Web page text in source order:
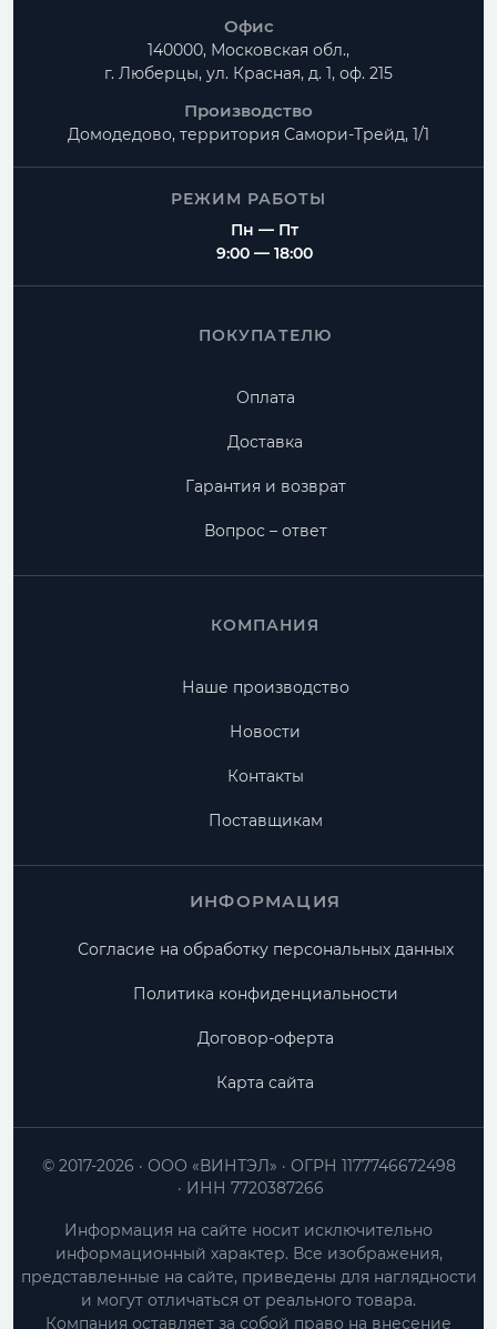
Офис
140000, Московская обл.,
г. Люберцы, ул. Красная, д. 1, оф. 215
Производство
Домодедово, территория Самори-Трейд, 1/1
РЕЖИМ РАБОТЫ
Пн — Пт
9:00 — 18:00
ПОКУПАТЕЛЮ
Оплата
Доставка
Гарантия и возврат
Вопрос – ответ
КОМПАНИЯ
Наше производство
Новости
Контакты
Поставщикам
ИНФОРМАЦИЯ
Согласие на обработку персональных данных
Политика конфиденциальности
Договор-оферта
Карта сайта
ООО «ВИНТЭЛ»
ОГРН 1177746672498
ИНН 7720387266
© 2017-2026
Информация на сайте носит исключительно
информационный характер. Все изображения,
представленные на сайте, приведены для наглядности
и могут отличаться от реального товара.
Компания оставляет за собой право на внесение